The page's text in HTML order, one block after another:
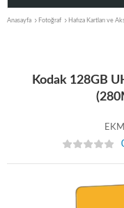
Anasayfa Fotoğraf Hafıza Kartları ve
Kodak 128GB